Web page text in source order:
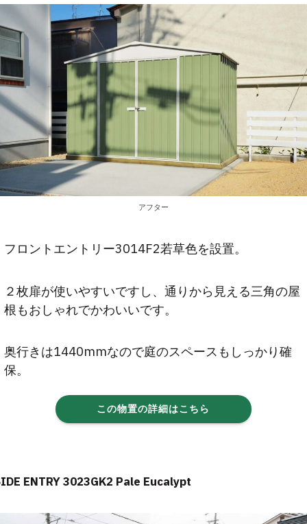
アフター
フロントエントリー3014F2若草色を設置。
２枚扉が使いやすいですし、通りから見える三角の屋
根もおしゃれでかわいいです。
奥行きは1440mmなので庭のスペースもしっかり確
保。
この物置の詳細はこちら
ENTRY 3023GK2 Pale Eucalypt